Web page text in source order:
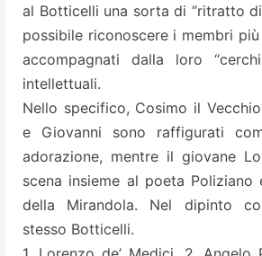
al Botticelli una sorta di “ritratto
possibile riconoscere i membri
accompagnati dalla loro
intellettuali.
Nello specifico, Cosimo il
e Giovanni sono raffigurati
adorazione, mentre il giovane
scena insieme al poeta
della Mirandola. Nel dipinto
stesso Botticelli.